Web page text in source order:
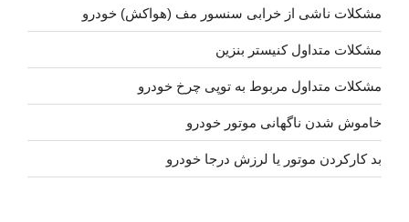
مشکلات ناشی از خرابی سنسور مف (هواکش) خودرو
مشکلات متداول کنیستر بنزین
مشکلات متداول مربوط به توپی چرخ خودرو
خاموش شدن ناگهانی موتور خودرو
بد کارکردن موتور یا لرزش درجا خودرو